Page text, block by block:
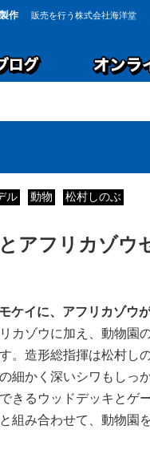
作 販売を行う株式会社海洋堂
ル 動物 松村しのぶ
アフリカゾウ
ケイに、アフリカゾウ
カゾウに加え、動物園
。造形総指揮は松村し
細かく深いシワもしっ
きるウッドデッキとゲ
組み合わせて、動物園